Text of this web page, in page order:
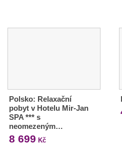
Polsko: Relaxační
pobyt v Hotelu Mir-Jan
SPA *** s
neomezeným…
8 699 Kč